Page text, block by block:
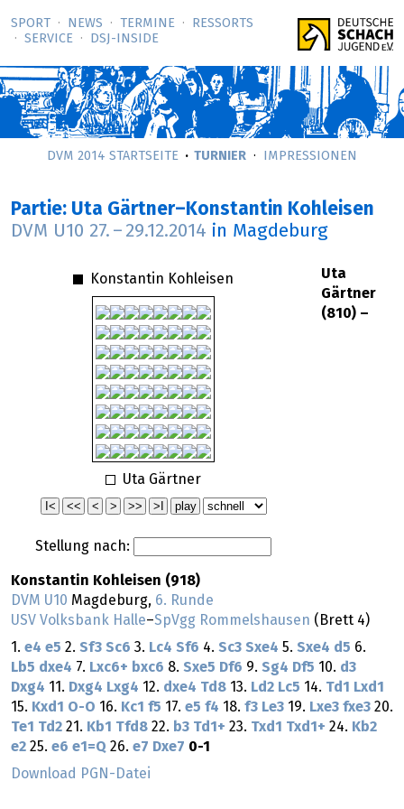
SPORT NEWS TERMINE
RESSORTS
SERVICE
DSJ-­INSIDE
DVM 2014 STARTSEITE TURNIER IMPRESSIONEN
Partie: Uta Gärtner–Konstantin Kohleisen
DVM U10 27. – 29.12.2014 in Magdeburg
Konstantin Kohleisen
Uta Gärtner
Stellung nach:
Uta
Gärtner
(810) –
Konstantin Kohleisen (918)
DVM U10 Magdeburg, 6. Runde
USV Volksbank Halle–SpVgg Rommelshausen (Brett 4)
1. e4 e5 2. Sf3 Sc6 3. Lc4 Sf6 4. Sc3 Sxe4 5. Sxe4 d5 6.
Lb5 dxe4 7. Lxc6+ bxc6 8. Sxe5 Df6 9. Sg4 Df5 10. d3
Dxg4 11. Dxg4 Lxg4 12. dxe4 Td8 13. Ld2 Lc5 14. Td1 Lxd1
15. Kxd1 O-O 16. Kc1 f5 17. e5 f4 18. f3 Le3 19. Lxe3 fxe3 20.
Te1 Td2 21. Kb1 Tfd8 22. b3 Td1+ 23. Txd1 Txd1+ 24. Kb2
e2 25. e6 e1=Q 26. e7 Dxe7 0-1
Download PGN-Datei